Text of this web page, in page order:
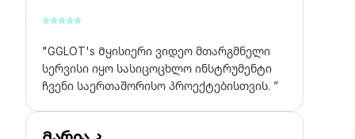
⭐⭐⭐⭐⭐
"GGLOT's Მყისიერი ვიდეო მთარგმნელი
სერვისი იყო სასიცოცხლო ინსტრუმენტი
ჩვენი საერთაშორისო პროექტებისთვის. ”